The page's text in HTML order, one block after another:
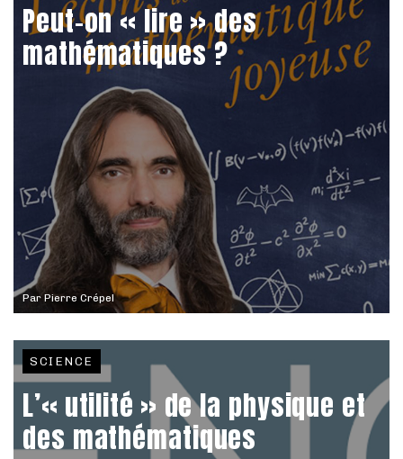
ParPierre Crépel
Peut-on « lire » des
mathématiques ?
SCIENCE
L’« utilité » de la physique et
des mathématiques